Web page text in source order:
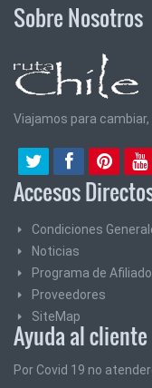
Sobre Nosotros
Viajamos para cambiar,
Accesos
Condiciones
Noticias
Programa de
Proveedores
SiteMap
Ayuda al cliente
Por Covid 19 no